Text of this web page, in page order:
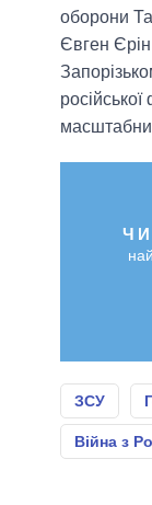
оборони
Євген Єрін
ЗСУ
Війна з